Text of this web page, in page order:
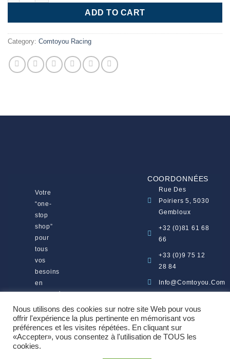
ADD TO CART
Category: Comtoyou Racing
Votre
“one-
stop
shop”
pour
tous
vos
besoins
en
et
en
marketing.
COORDONNÉES
Rue Des
Poiriers 5, 5030
Gembloux
+32 (0)81 61 68
66
+33 (0)9 75 12
28 84
Info@comtoyou.com
- 17h30
Nous utilisons des cookies sur notre site Web pour vous
offrir l'expérience la plus pertinente en mémorisant vos
préférences et les visites répétées. En cliquant sur
«Accepter», vous consentez à l'utilisation de TOUS les
cookies.